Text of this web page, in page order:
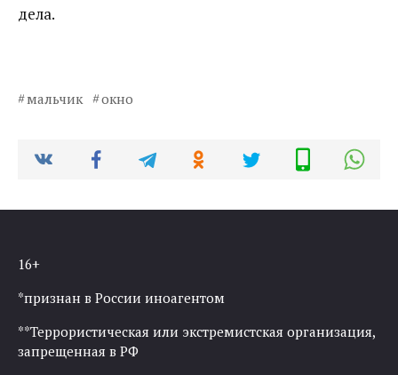
дела.
мальчик окно
16+
*признан в России иноагентом
**Террористическая или экстремистская организация,
запрещенная в РФ